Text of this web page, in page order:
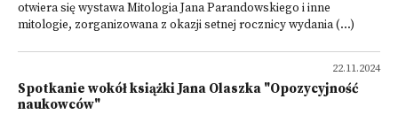
otwiera się wystawa Mitologia Jana Parandowskiego i inne
mitologie, zorganizowana z okazji setnej rocznicy wydania (...)
22.11.2024
Spotkanie wokół książki Jana Olaszka "Opozycyjność
naukowców"